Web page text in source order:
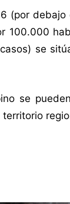
(por
100.000
se
se